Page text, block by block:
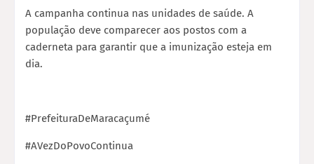
A campanha continua nas unidades de saúde. A
população deve comparecer aos postos com a
caderneta para garantir que a imunização esteja em
dia.
#PrefeituraDeMaracaçumé
#AVezDoPovoContinua